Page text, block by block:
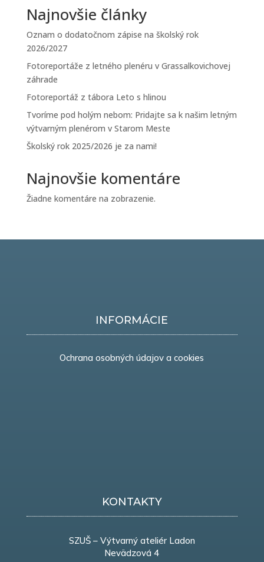
Najnovšie články
Oznam o dodatočnom zápise na školský rok
2026/2027
Fotoreportáže z letného plenéru v Grassalkovichovej
záhrade
Fotoreportáž z tábora Leto s hlinou
Tvoríme pod holým nebom: Pridajte sa k našim letným
výtvarným plenérom v Starom Meste
Školský rok 2025/2026 je za nami!
Najnovšie komentáre
Žiadne komentáre na zobrazenie.
INFORMÁCIE
Ochrana osobných údajov a cookies
KONTAKTY
SZUŠ – Výtvarný ateliér Ladon
Nevädzová 4